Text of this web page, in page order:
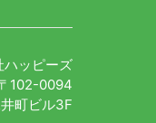
ハッピーズ
102-0094
町ビル3F